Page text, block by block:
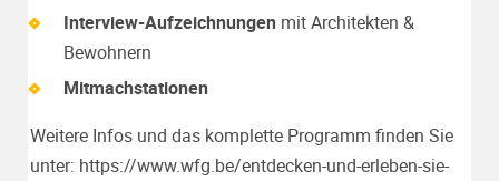
Interview-Aufzeichnungen mit Architekten &
Bewohnern
Mitmachstationen
Weitere Infos und das komplette Programm finden Sie
unter: https://www.wfg.be/entdecken-und-erleben-sie-